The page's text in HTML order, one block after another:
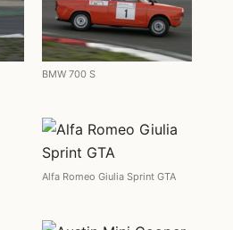
BMW 700 S
Alfa Romeo Giulia Sprint GTA